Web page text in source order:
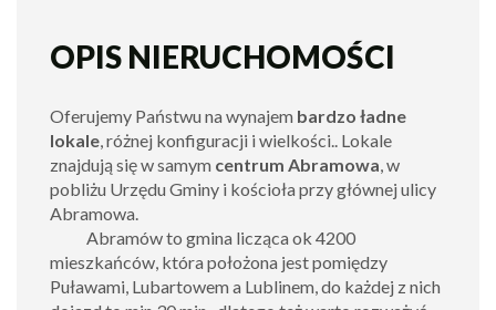
OPIS NIERUCHOMOŚCI
Oferujemy Państwu na wynajem bardzo ładne
lokale, różnej konfiguracji i wielkości.. Lokale
znajdują się w samym centrum Abramowa, w
pobliżu Urzędu Gminy i kościoła przy głównej ulicy
Abramowa.
Abramów to gmina licząca ok 4200
mieszkańców, która położona jest pomiędzy
Puławami, Lubartowem a Lublinem, do każdej z nich